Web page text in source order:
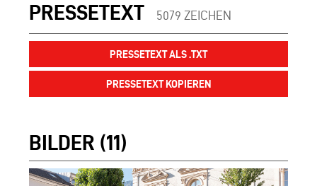
PRESSETEXT 5079 ZEICHEN
PRESSETEXT ALS .TXT
PRESSETEXT KOPIEREN
BILDER (11)